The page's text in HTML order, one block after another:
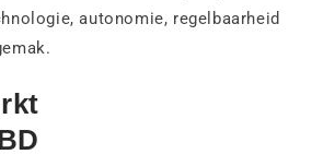
autonomie, regelbaarheid